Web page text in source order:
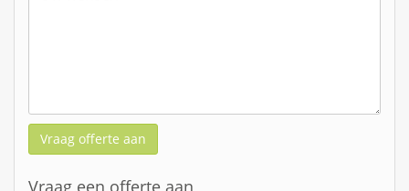
Vraag offerte aan
Vraag een offerte aan